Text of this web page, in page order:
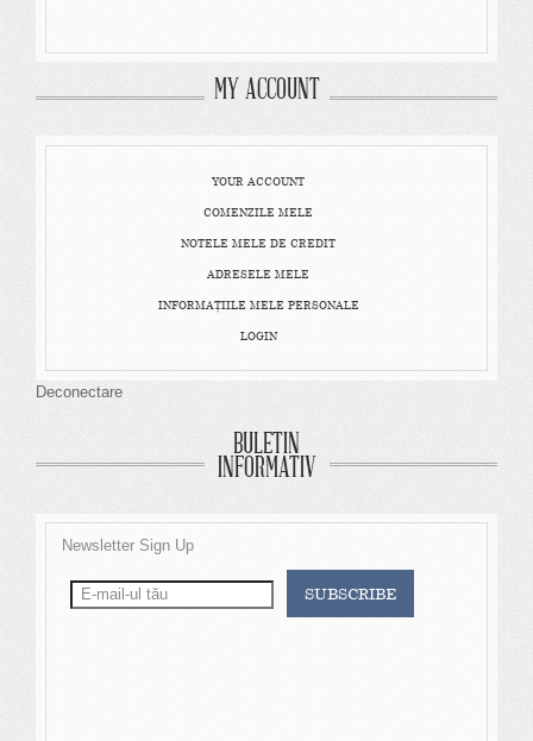
MY ACCOUNT
YOUR ACCOUNT
COMENZILE MELE
NOTELE MELE DE CREDIT
ADRESELE MELE
INFORMAŢIILE MELE PERSONALE
LOGIN
Deconectare
BULETIN
INFORMATIV
Newsletter Sign Up